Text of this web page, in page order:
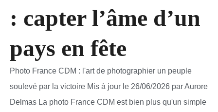
: capter l’âme d’un
pays en fête
Photo France CDM : l'art de photographier un peuple
soulevé par la victoire Mis à jour le 26/06/2026 par Aurore
Delmas La photo France CDM est bien plus qu'un simple